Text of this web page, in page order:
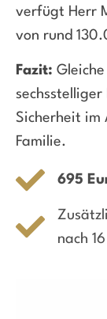
verfügt Herr
von rund
Fazit:
Sicherheit im
Familie.
695
nach